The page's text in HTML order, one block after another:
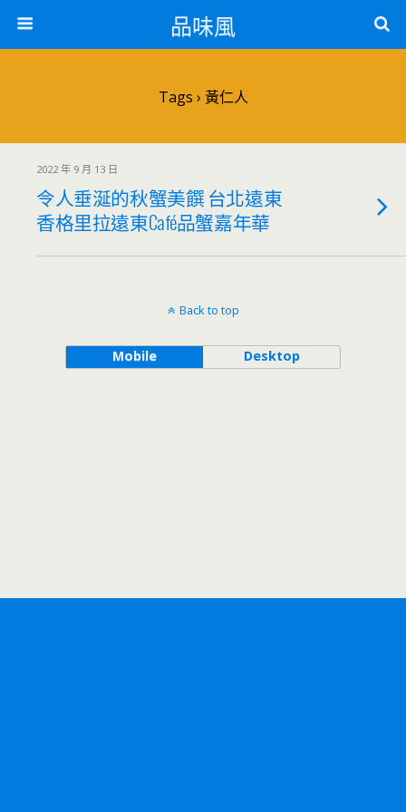
品味風
Tags › 黃仁人
2022 年 9 月 13 日
令人垂涎的秋蟹美饌 台北遠東
香格里拉遠東Café品蟹嘉年華
Back to top
Mobile Desktop